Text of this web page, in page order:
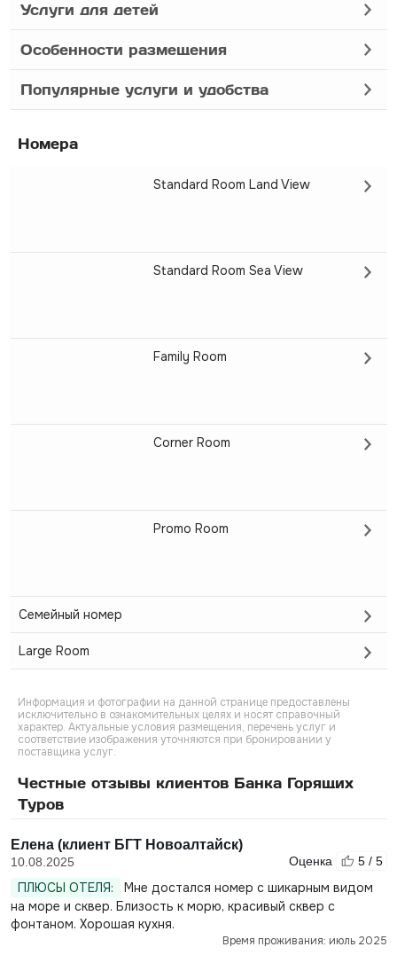
Услуги для детей
Особенности размещения
Популярные услуги и удобства
Номера
Standard Room Land View
Standard Room Sea View
Family Room
Corner Room
Promo Room
Семейный номер
Large Room
Информация и фотографии на данной странице предоставлены
исключительно в ознакомительных целях и носят справочный
характер. Актуальные условия размещения, перечень услуг и
соответствие изображения уточняются при бронировании у
поставщика услуг.
Честные отзывы клиентов Банка Горящих
Туров
Елена (клиент БГТ Новоалтайск)
10.08.2025 Оценка 5 / 5
ПЛЮСЫ ОТЕЛЯ:
Мне достался номер с шикарным видом
на море и сквер. Близость к морю, красивый сквер с
фонтаном. Хорошая кухня.
Время проживания: июль 2025